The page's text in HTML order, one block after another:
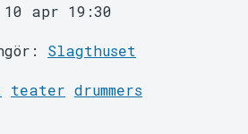
apr 19:30
Slagthuset
teater drummers